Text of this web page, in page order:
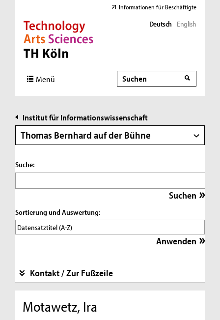
Direkt zur Hauptnavigation
Direkt zur Subnavigation
Direkt zum Inhalt
Direkt zum Fußbereich
Informationen für Beschäftigte
Deutsch English
Menü Suche
Suche
Institut für Informationswissenschaft
Thomas Bernhard auf der Bühne
Suche:
Sortierung und Auswertung:
Kontakt / Zur Fußzeile
Motawetz, Ira